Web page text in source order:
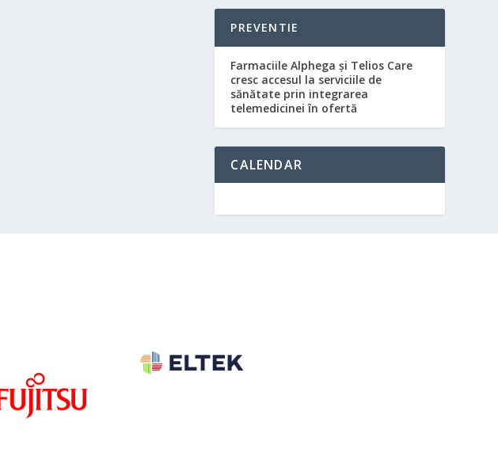
PREVENTIE
Farmaciile Alphega și Telios Care
cresc accesul la serviciile de
sănătate prin integrarea
telemedicinei în ofertă
CALENDAR